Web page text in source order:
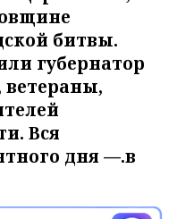
битвы.
губернатор
ветераны,
Вся
дня —.в